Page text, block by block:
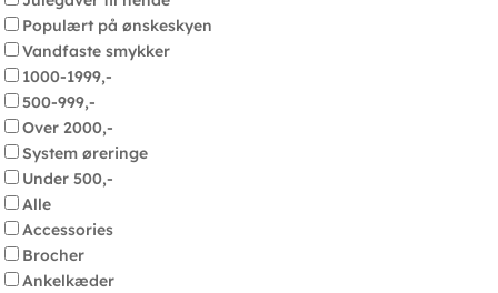
Populært på ønskeskyen
Vandfaste smykker
1000-1999,-
500-999,-
Over 2000,-
System øreringe
Under 500,-
Alle
Accessories
Brocher
Ankelkæder